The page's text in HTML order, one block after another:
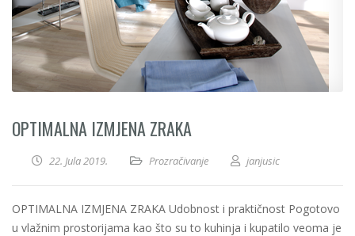
OPTIMALNA IZMJENA ZRAKA
22. Jula 2019. Prozračivanje janjusic
OPTIMALNA IZMJENA ZRAKA Udobnost i praktičnost Pogotovo
u vlažnim prostorijama kao što su to kuhinja i kupatilo veoma je